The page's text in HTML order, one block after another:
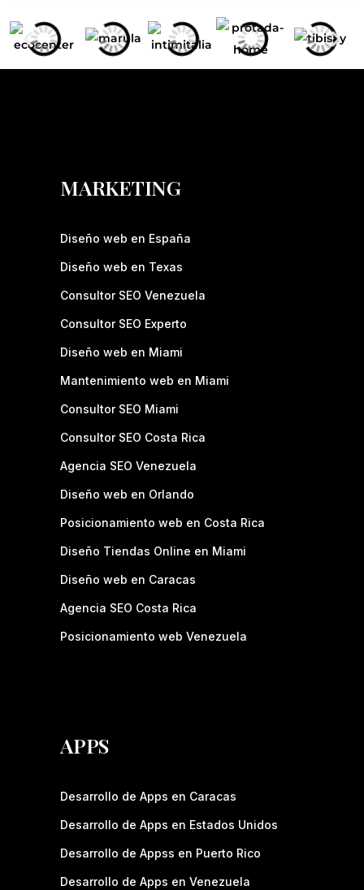
MARKETING
Diseño web en España
Diseño web en Texas
Consultor SEO Venezuela
Consultor SEO Experto
Diseño web en Miami
Mantenimiento web en Miami
Consultor SEO Miami
Consultor SEO Costa Rica
Agencia SEO Venezuela
Diseño web en Orlando
Posicionamiento web en Costa Rica
Diseño Tiendas Online en Miami
Diseño web en Caracas
Agencia SEO Costa Rica
Posicionamiento web Venezuela
APPS
Desarrollo de Apps en Caracas
Desarrollo de Apps en Estados Unidos
Desarrollo de Appss en Puerto Rico
Desarrollo de Apps en Venezuela